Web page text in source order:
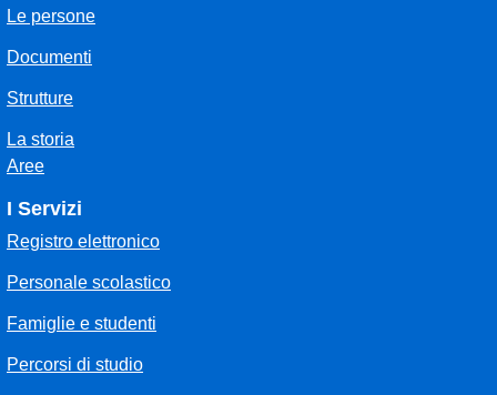
Le persone
Documenti
Strutture
La storia
Aree
I Servizi
Registro elettronico
Personale scolastico
Famiglie e studenti
Percorsi di studio